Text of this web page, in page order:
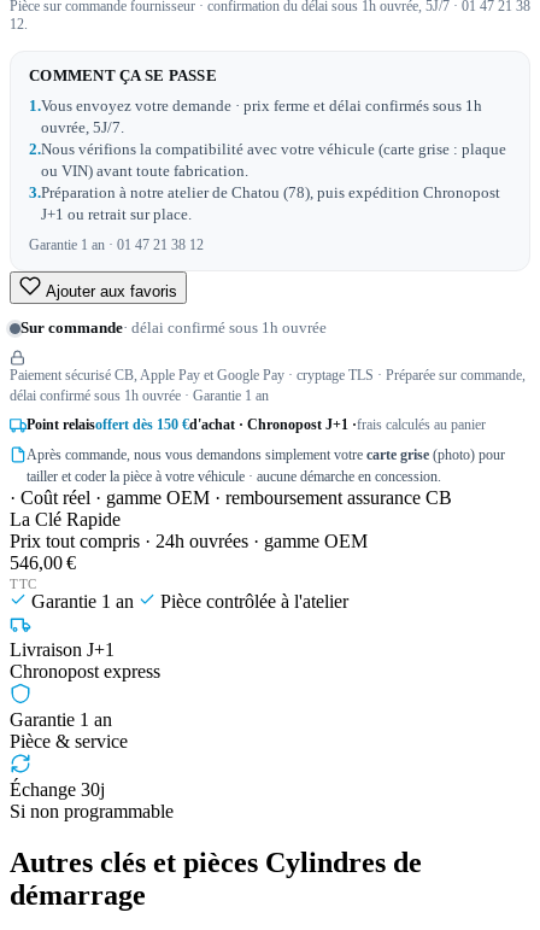
Pièce sur commande fournisseur · confirmation du délai sous 1h ouvrée, 5J/7 · 01 47 21 38
12.
COMMENT ÇA SE PASSE
1.Vous envoyez votre demande · prix ferme et délai confirmés sous 1h
ouvrée, 5J/7.
2.Nous vérifions la compatibilité avec votre véhicule (carte grise : plaque
ou VIN) avant toute fabrication.
3.Préparation à notre atelier de Chatou (78), puis expédition Chronopost
J+1 ou retrait sur place.
Garantie 1 an · 01 47 21 38 12
Ajouter aux favoris
Sur commande· délai confirmé sous 1h ouvrée
Paiement sécurisé CB, Apple Pay et Google Pay · cryptage TLS · Préparée sur commande,
délai confirmé sous 1h ouvrée · Garantie 1 an
Point relaisoffert dès 150 €d'achat · Chronopost J+1 ·frais calculés au panier
Après commande, nous vous demandons simplement votre carte grise (photo) pour
tailler et coder la pièce à votre véhicule · aucune démarche en concession.
· Coût réel · gamme OEM · remboursement assurance CB
La Clé Rapide
Prix tout compris · 24h ouvrées · gamme OEM
546,00 €
TTC
Garantie 1 an Pièce contrôlée à l'atelier
Livraison J+1
Chronopost express
Garantie 1 an
Pièce & service
Échange 30j
Si non programmable
Autres clés et pièces Cylindres de
démarrage